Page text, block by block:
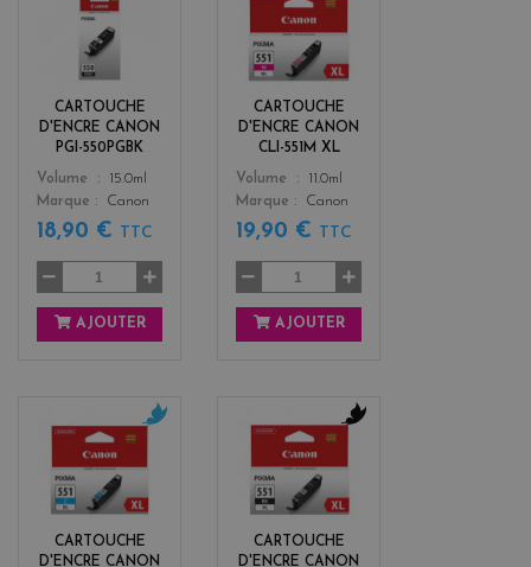
CARTOUCHE
D'ENCRE CANON
PGI-550PGBK
Color
k
Volume
15.0ml
Marque
Canon
18,90 € TTC
AJOUTER
CARTOUCHE
D'ENCRE CANON
CLI-551M XL
Color
a
e
n
t
Volume
11.0ml
Marque
Canon
19,90 € TTC
AJOUTER
CARTOUCHE
D'ENCRE CANON
y
n
CARTOUCHE
D'ENCRE CANON
l
c
k